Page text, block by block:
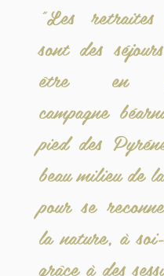
"Les
sont des
être en
campagne
pied des
beau milieu de
pour se
la nature, à
grâce à des